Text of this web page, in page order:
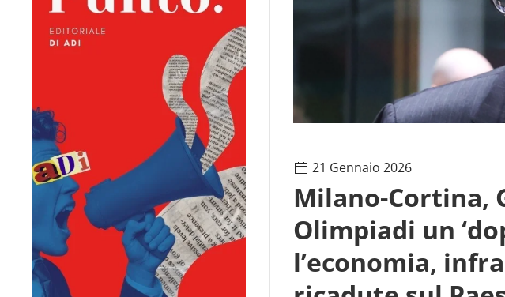
21 Gennaio 2026
Milano-Cortina,
Olimpiadi un
l’economia,